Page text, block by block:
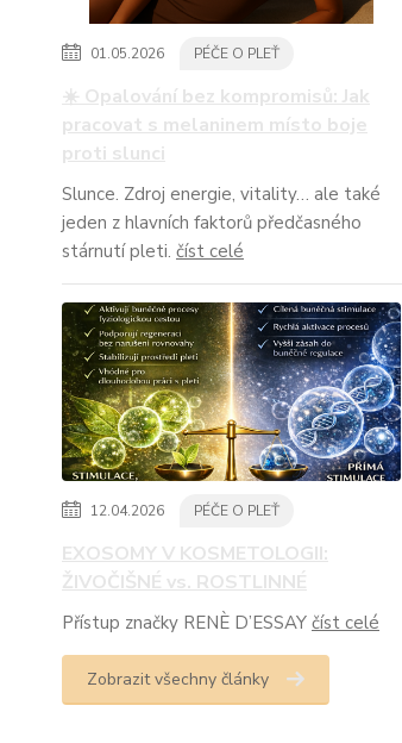
01.05.2026 PÉČE O PLEŤ
☀️ Opalování bez kompromisů: Jak
pracovat s melaninem místo boje
proti slunci
Slunce. Zdroj energie, vitality… ale také
jeden z hlavních faktorů předčasného
stárnutí pleti. číst celé
12.04.2026 PÉČE O PLEŤ
EXOSOMY V KOSMETOLOGII:
ŽIVOČIŠNÉ vs. ROSTLINNÉ
Přístup značky RENÈ D’ESSAY číst celé
Zobrazit všechny články